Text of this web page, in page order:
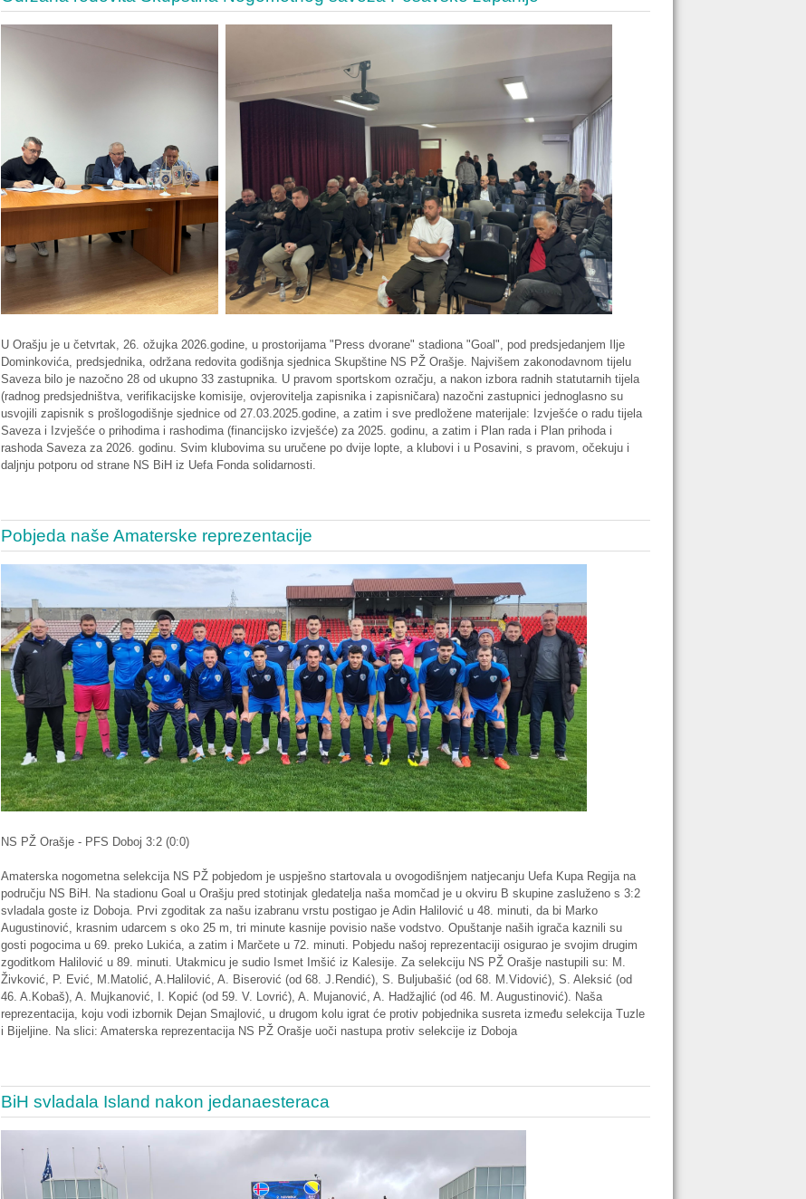
U Orašju je u četvrtak, 26. ožujka 2026.godine, u prostorijama "Press dvorane" stadiona "Goal", pod predsjedanjem Ilje
Dominkovića, predsjednika, održana redovita godišnja sjednica Skupštine NS PŽ Orašje. Najvišem zakonodavnom tijelu
Saveza bilo je nazočno 28 od ukupno 33 zastupnika. U pravom sportskom ozračju, a nakon izbora radnih statutarnih tijela
(radnog predsjedništva, verifikacijske komisije, ovjerovitelja zapisnika i zapisničara) nazočni zastupnici jednoglasno su
usvojili zapisnik s prošlogodišnje sjednice od 27.03.2025.godine, a zatim i sve predložene materijale: Izvješće o radu tijela
Saveza i Izvješće o prihodima i rashodima (financijsko izvješće) za 2025. godinu, a zatim i Plan rada i Plan prihoda i
rashoda Saveza za 2026. godinu. Svim klubovima su uručene po dvije lopte, a klubovi i u Posavini, s pravom, očekuju i
daljnju potporu od strane NS BiH iz Uefa Fonda solidarnosti.
Pobjeda naše Amaterske reprezentacije
NS PŽ Orašje - PFS Doboj 3:2 (0:0)
Amaterska nogometna selekcija NS PŽ pobjedom je uspješno startovala u ovogodišnjem natjecanju Uefa Kupa Regija na
području NS BiH. Na stadionu Goal u Orašju pred stotinjak gledatelja naša momčad je u okviru B skupine zasluženo s 3:2
svladala goste iz Doboja. Prvi zgoditak za našu izabranu vrstu postigao je Adin Halilović u 48. minuti, da bi Marko
Augustinović, krasnim udarcem s oko 25 m, tri minute kasnije povisio naše vodstvo. Opuštanje naših igrača kaznili su
gosti pogocima u 69. preko Lukića, a zatim i Marčete u 72. minuti. Pobjedu našoj reprezentaciji osigurao je svojim drugim
zgoditkom Halilović u 89. minuti. Utakmicu je sudio Ismet Imšić iz Kalesije. Za selekciju NS PŽ Orašje nastupili su: M.
Živković, P. Ević, M.Matolić, A.Halilović, A. Biserović (od 68. J.Rendić), S. Buljubašić (od 68. M.Vidović), S. Aleksić (od
46. A.Kobaš), A. Mujkanović, I. Kopić (od 59. V. Lovrić), A. Mujanović, A. Hadžajlić (od 46. M. Augustinović). Naša
reprezentacija, koju vodi izbornik Dejan Smajlović, u drugom kolu igrat će protiv pobjednika susreta između selekcija Tuzle
i Bijeljine. Na slici: Amaterska reprezentacija NS PŽ Orašje uoči nastupa protiv selekcije iz Doboja
BiH svladala Island nakon jedanaesteraca